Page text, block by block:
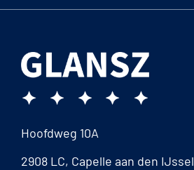
Hoofdweg 10A
2908 LC, Capelle aan den IJssel